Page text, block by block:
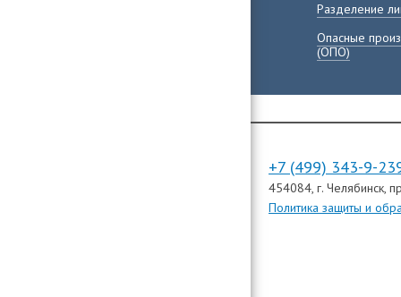
Разделение
Опасные
(ОПО)
+7 (499) 343-9-
454084, г. Челябинск,
Политика защиты и